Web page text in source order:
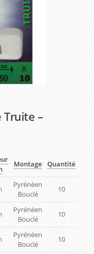
–
Montage Quantité
Pyrénéen
Bouclé
10
Pyrénéen
Bouclé
10
Pyrénéen
Bouclé
10